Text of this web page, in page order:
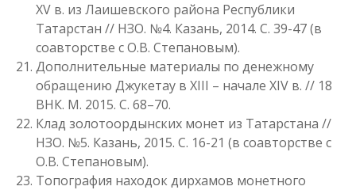
XV в. из Лаишевского района Республики
Татарстан // НЗО. №4. Казань, 2014. С. 39-47 (в
соавторстве с О.В. Степановым).
Дополнительные материалы по денежному
обращению Джукетау в XIII – начале XIV в. // 18
ВНК. М. 2015. С. 68–70.
Клад золотоордынских монет из Татарстана //
НЗО. №5. Казань, 2015. С. 16-21 (в соавторстве с
О.В. Степановым).
Топография находок дирхамов монетного